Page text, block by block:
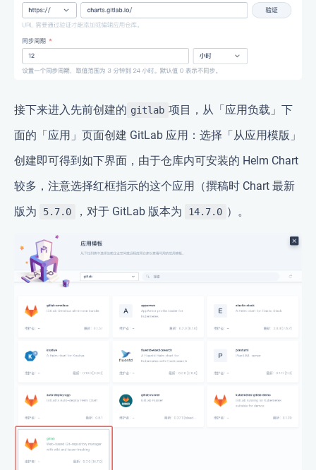
接下来进入先前创建的 gitlab 项目，从「应用负载」下
面的「应用」页面创建 GitLab 应用：选择「从应用模版」
创建即可得到如下界面，由于仓库内可安装的 Helm Chart
较多，注意选择红框指示的这个应用（撰稿时 Chart 最新
版为
5.7.0 ，对于 GitLab 版本为 14.7.0 ）。